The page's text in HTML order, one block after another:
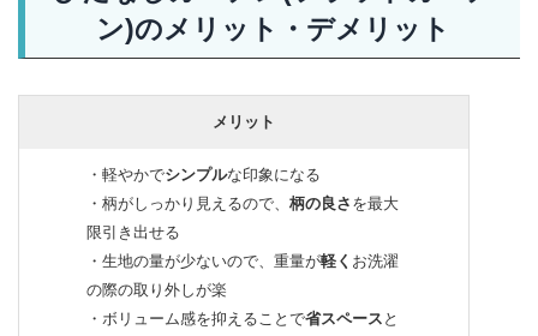
ン)のメリット・デメリット
メリット
・軽やかでシンプルな印象になる
・柄がしっかり見えるので、柄の良さ を最大
限引き出せる
・生地の量が少ないので、重量が軽く お洗濯
の際の取り外しが楽
・ボリューム感を抑えることで省スペース と